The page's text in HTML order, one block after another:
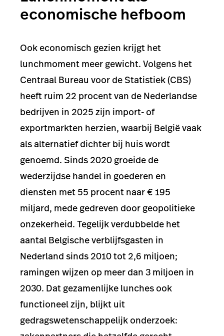
economische hefboom
Ook economisch gezien krijgt het
lunchmoment meer gewicht. Volgens het
Centraal Bureau voor de Statistiek (CBS)
heeft ruim 22 procent van de Nederlandse
bedrijven in 2025 zijn import- of
exportmarkten herzien, waarbij België vaak
als alternatief dichter bij huis wordt
genoemd. Sinds 2020 groeide de
wederzijdse handel in goederen en
diensten met 55 procent naar € 195
miljard, mede gedreven door geopolitieke
onzekerheid. Tegelijk verdubbelde het
aantal Belgische verblijfsgasten in
Nederland sinds 2010 tot 2,6 miljoen;
ramingen wijzen op meer dan 3 miljoen in
2030. Dat gezamenlijke lunches ook
functioneel zijn, blijkt uit
gedragswetenschappelijk onderzoek: